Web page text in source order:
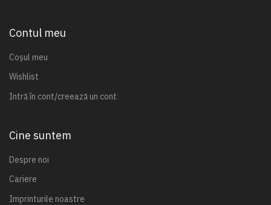
Contul meu
Coșul meu
Wishlist
Intră în cont/creează un cont
Cine suntem
Despre noi
Cariere
Imprinturile noastre